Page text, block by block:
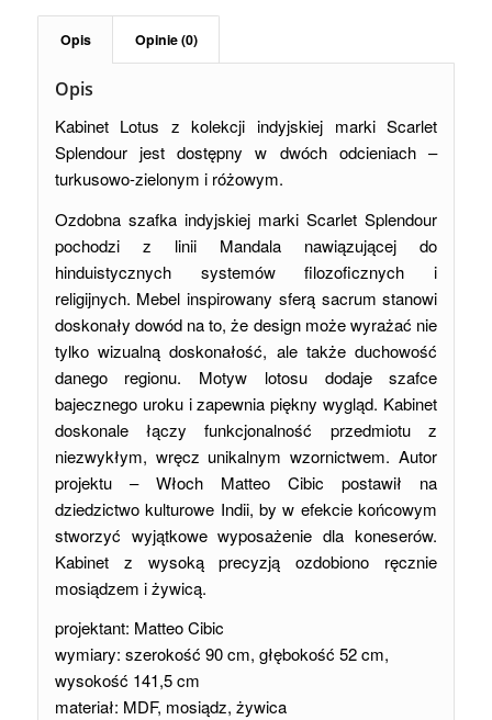
Opis Opinie (0)
Opis
Kabinet Lotus z kolekcji indyjskiej marki Scarlet
Splendour jest dostępny w dwóch odcieniach –
turkusowo-zielonym i różowym.
Ozdobna szafka indyjskiej marki Scarlet Splendour
pochodzi z linii Mandala nawiązującej do
hinduistycznych systemów filozoficznych i
religijnych. Mebel inspirowany sferą sacrum stanowi
doskonały dowód na to, że design może wyrażać nie
tylko wizualną doskonałość, ale także duchowość
danego regionu. Motyw lotosu dodaje szafce
bajecznego uroku i zapewnia piękny wygląd. Kabinet
doskonale łączy funkcjonalność przedmiotu z
niezwykłym, wręcz unikalnym wzornictwem. Autor
projektu – Włoch Matteo Cibic postawił na
dziedzictwo kulturowe Indii, by w efekcie końcowym
stworzyć wyjątkowe wyposażenie dla koneserów.
Kabinet z wysoką precyzją ozdobiono ręcznie
mosiądzem i żywicą.
projektant: Matteo Cibic
wymiary: szerokość 90 cm, głębokość 52 cm,
wysokość 141,5 cm
materiał: MDF, mosiądz, żywica